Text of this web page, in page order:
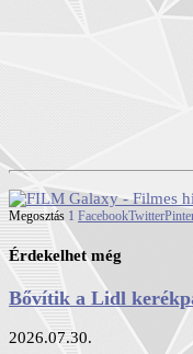
Megosztás 1 FacebookTwitter
Érdekelhet még
Bővítik a Lidl
2026.07.30.